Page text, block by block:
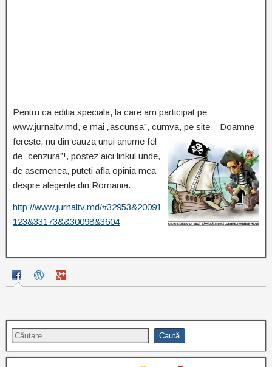
Pentru ca editia speciala, la care am participat pe
www.jurnaltv.md, e mai „ascunsa”, cumva, pe site – Doamne
fereste, nu din cauza unui anume fel
de „cenzura”!, postez aici linkul unde,
de asemenea, puteti afla opinia mea
despre alegerile din Romania.
http://www.jurnaltv.md/#32953&20091
123&33173&&30098&3604